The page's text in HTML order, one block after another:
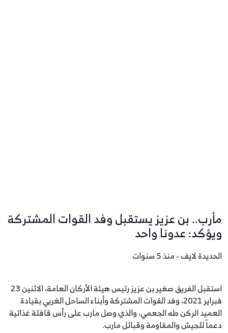
مأرب.. بن عزيز يستقبل وفد القوات المشتركة
ويؤكد: عدونا واحد
الحديدة لايف - منذ 5 سنوات
استقبل الفريق صغير بن عزيز رئيس هيئة الأركان العامة، الاثنين 23
فبراير 2021، وفد القوات المشتركة وأبناء الساحل الغربي بقيادة
العميد الركن طه الجعمي، والذي وصل مارب على رأس قافلة غذائية
دعماً للجيش والمقاومة وقبائل مارب.